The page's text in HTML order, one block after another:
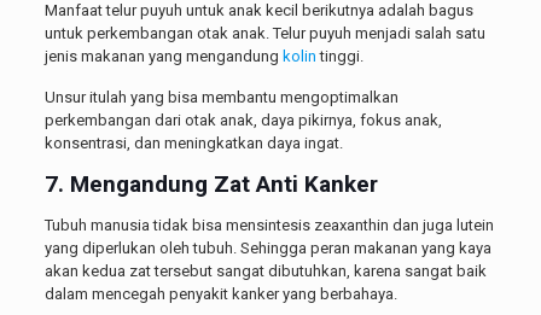
Manfaat telur puyuh untuk anak kecil berikutnya adalah bagus
untuk perkembangan otak anak. Telur puyuh menjadi salah satu
jenis makanan yang mengandung kolin tinggi.
Unsur itulah yang bisa membantu mengoptimalkan
perkembangan dari otak anak, daya pikirnya, fokus anak,
konsentrasi, dan meningkatkan daya ingat.
7. Mengandung Zat Anti Kanker
Tubuh manusia tidak bisa mensintesis zeaxanthin dan juga lutein
yang diperlukan oleh tubuh. Sehingga peran makanan yang kaya
akan kedua zat tersebut sangat dibutuhkan, karena sangat baik
dalam mencegah penyakit kanker yang berbahaya.